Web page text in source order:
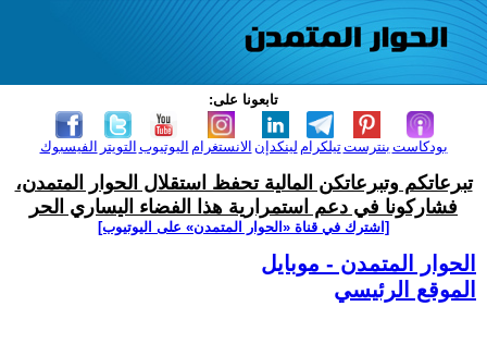
تابعونا على:
الفيسبوك التويتر اليوتيوب الانستغرام لينكدإن تيلكرامبنترست بودكاست
تبرعاتكم وتبرعاتكن المالية تحفظ استقلال الحوار المتمدن،
فشاركونا في دعم استمرارية هذا الفضاء اليساري الحر
[اشترك في قناة ‫«الحوار المتمدن» على اليوتيوب]
الحوار المتمدن - موبايل
الموقع الرئيسي